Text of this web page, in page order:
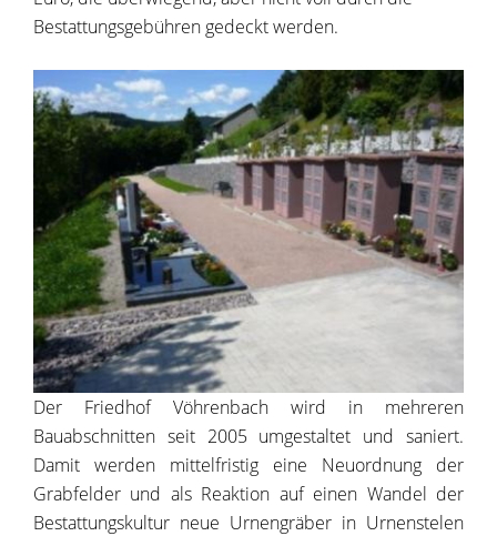
Bestattungsgebühren gedeckt werden.
Der Friedhof Vöhrenbach wird in mehreren
Bauabschnitten seit 2005 umgestaltet und saniert.
Damit werden mittelfristig eine Neuordnung der
Grabfelder und als Reaktion auf einen Wandel der
Bestattungskultur neue Urnengräber in Urnenstelen